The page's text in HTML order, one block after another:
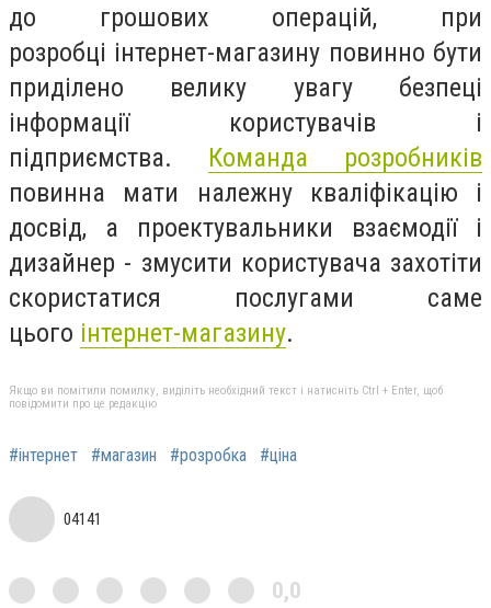
до грошових операцій, при
розробці інтернет-магазину повинно бути
приділено велику увагу безпеці
інформації користувачів і
підприємства. Команда розробників
повинна мати належну кваліфікацію і
досвід, а проектувальники взаємодії і
дизайнер - змусити користувача захотіти
скористатися послугами саме
цього інтернет-магазину.
Якщо ви помітили помилку, виділіть необхідний текст і натисніть Ctrl + Enter, щоб
повідомити про це редакцію
#інтернет #магазин #розробка #ціна
04141
0,0